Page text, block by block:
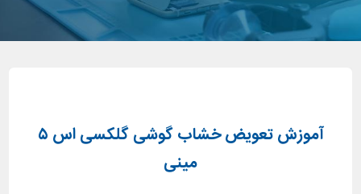
آموزش تعویض خشاب گوشی گلکسی اس ۵
مینی